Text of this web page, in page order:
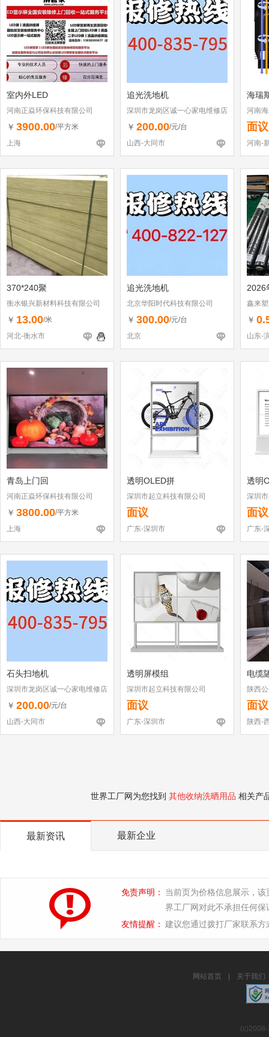
室内外LED
河南正焱环保科技有限公司
￥ 3900.00/平方米
上海
追光洗地机
深圳市龙岗区诚一心家电维修店
（个体工商户）
￥ 200.00/元/台
山西-大同市
海瑞
河南
面议
河南-
370*240聚
衡水银兴新材料科技有限公司
￥ 13.00/米
河北-衡水市
追光洗地机
北京华阳时代科技有限公司
￥ 300.00/元/台
北京
2026
鑫来
￥
山东-
青岛上门回
河南正焱环保科技有限公司
￥ 3800.00/平方米
上海
透明OLED拼
深圳市起立科技有限公司
面议
广东-深圳市
透明
深圳
面议
广东-
石头扫地机
深圳市龙岗区诚一心家电维修店
（个体工商户）
￥ 200.00/元/台
山西-大同市
透明屏模组
深圳市起立科技有限公司
面议
广东-深圳市
电缆
陕西
面议
陕西-
世界工厂网为您找到 其他收纳洗晒用品 相关产
最新资讯 最新企业
免责声明：
当前页为价格信息展示，
界工厂网对此不承担任何保
友情提醒： 建议您通过拨打厂家联系
网站首页 关于我们